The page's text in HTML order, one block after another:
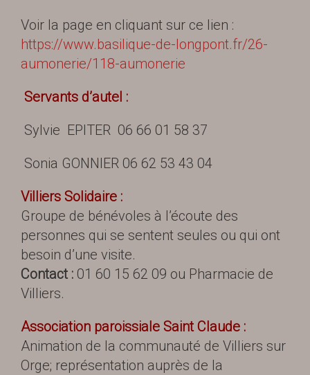
Voir la page en cliquant sur ce lien :
https://www.basilique-de-longpont.fr/26-
aumonerie/118-aumonerie
Servants d’autel :
Sylvie EPITER 06 66 01 58 37
Sonia GONNIER 06 62 53 43 04
Villiers Solidaire :
Groupe de bénévoles à l’écoute des
personnes qui se sentent seules ou qui ont
besoin d’une visite.
Contact : 01 60 15 62 09 ou Pharmacie de
Villiers.
Association paroissiale Saint Claude :
Animation de la communauté de Villiers sur
Orge; représentation auprès de la